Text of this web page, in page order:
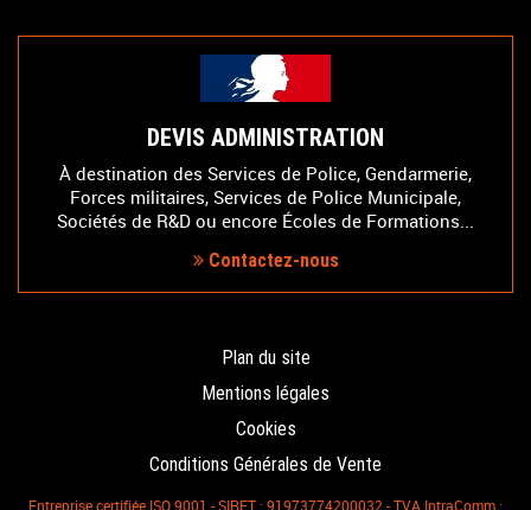
DEVIS ADMINISTRATION
À destination des Services de Police, Gendarmerie,
Forces militaires, Services de Police Municipale,
Sociétés de R&D ou encore Écoles de Formations...
Contactez-nous
Plan du site
Mentions légales
Cookies
Conditions Générales de Vente
Entreprise certifiée ISO 9001 - SIRET : 91973774200032 - TVA IntraComm :